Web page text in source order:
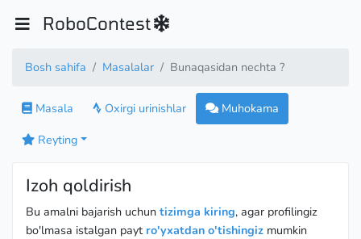
RoboContest
Bosh sahifa Masalalar Bunaqasidan nechta ?
Masala Oxirgi urinishlar
Muhokama
Reyting
Izoh qoldirish
Bu amalni bajarish uchun tizimga kiring, agar profilingiz
bo'lmasa istalgan payt ro'yxatdan o'tishingiz mumkin